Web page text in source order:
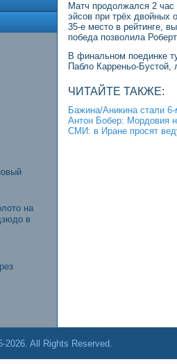
на
в
Матч продолжался 2 час
эйсов при трёх двойных
35-е место в рейтинге,
победа позволила
В финальном поединке
Пабло Карреньо-
ЧИТАЙТЕ ТАКЖЕ:
Бажина/Аникина стали
Антон Бобер: Мордовия
СМИ: в Иране просят
2026. All Rights Reserved.